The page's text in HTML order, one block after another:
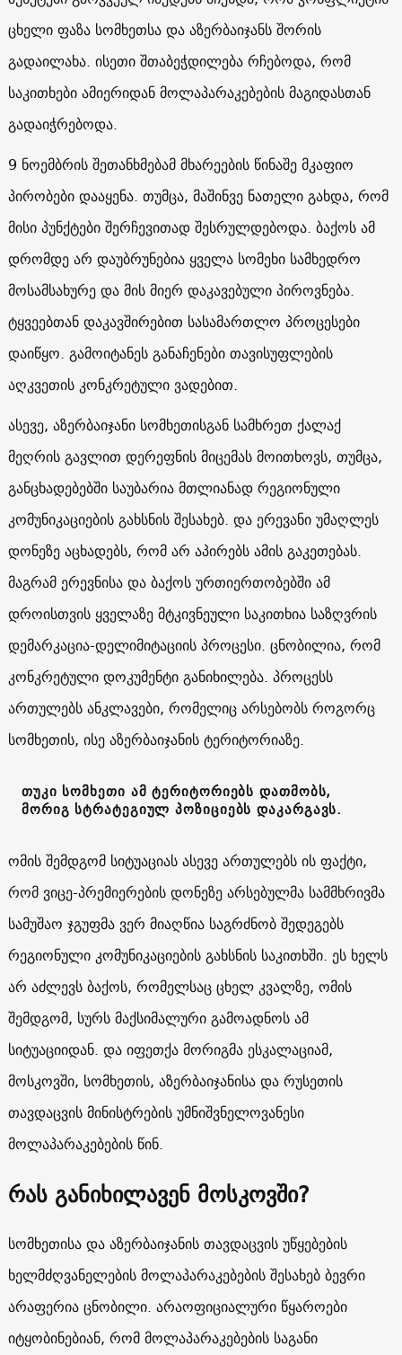
ცხელი ფაზა სომხეთსა და აზერბაიჯანს შორის
გადაილახა. ისეთი შთაბეჭდილება რჩებოდა, რომ
საკითხები ამიერიდან მოლაპარაკებების მაგიდასთან
გადაიჭრებოდა.
9 ნოემბრის შეთანხმებამ მხარეების წინაშე მკაფიო
პირობები დააყენა. თუმცა, მაშინვე ნათელი გახდა, რომ
მისი პუნქტები შერჩევითად შესრულდებოდა. ბაქოს ამ
დრომდე არ დაუბრუნებია ყველა სომეხი სამხედრო
მოსამსახურე და მის მიერ დაკავებული პიროვნება.
ტყვეებთან დაკავშირებით სასამართლო პროცესები
დაიწყო. გამოიტანეს განაჩენები თავისუფლების
აღკვეთის კონკრეტული ვადებით.
ასევე, აზერბაიჯანი სომხეთისგან სამხრეთ ქალაქ
მეღრის გავლით დერეფნის მიცემას მოითხოვს, თუმცა,
განცხადებებში საუბარია მთლიანად რეგიონული
კომუნიკაციების გახსნის შესახებ. და ერევანი უმაღლეს
დონეზე აცხადებს, რომ არ აპირებს ამის გაკეთებას.
მაგრამ ერევნისა და ბაქოს ურთიერთობებში ამ
დროისთვის ყველაზე მტკივნეული საკითხია საზღვრის
დემარკაცია-დელიმიტაციის პროცესი. ცნობილია, რომ
კონკრეტული დოკუმენტი განიხილება. პროცესს
ართულებს ანკლავები, რომელიც არსებობს როგორც
სომხეთის, ისე აზერბაიჯანის ტერიტორიაზე.
თუკი სომხეთი ამ ტერიტორიებს დათმობს,
მორიგ სტრატეგიულ პოზიციებს დაკარგავს.
ომის შემდგომ სიტუაციას ასევე ართულებს ის ფაქტი,
რომ ვიცე-პრემიერების დონეზე არსებულმა სამმხრივმა
სამუშაო ჯგუფმა ვერ მიაღწია საგრძნობ შედეგებს
რეგიონული კომუნიკაციების გახსნის საკითხში. ეს ხელს
არ აძლევს ბაქოს, რომელსაც ცხელ კვალზე, ომის
შემდგომ, სურს მაქსიმალური გამოადნოს ამ
სიტუაციიდან. და იფეთქა მორიგმა ესკალაციამ,
მოსკოვში, სომხეთის, აზერბაიჯანისა და რუსეთის
თავდაცვის მინისტრების უმნიშვნელოვანესი
მოლაპარაკებების წინ.
რას განიხილავენ მოსკოვში?
სომხეთისა და აზერბაიჯანის თავდაცვის უწყებების
ხელმძღვანელების მოლაპარაკებების შესახებ ბევრი
არაფერია ცნობილი. არაოფიციალური წყაროები
იტყობინებიან, რომ მოლაპარაკებების საგანი